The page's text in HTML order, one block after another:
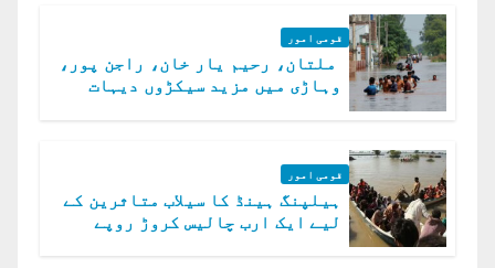
قومی امور
ملتان، رحیم یار خان، راجن پور،
وہاڑی میں مزید سیکڑوں دیہات
قومی امور
ہیلپنگ ہینڈ کا سیلاب متاثرین کے
لیے ایک ارب چالیس کروڑ روپے